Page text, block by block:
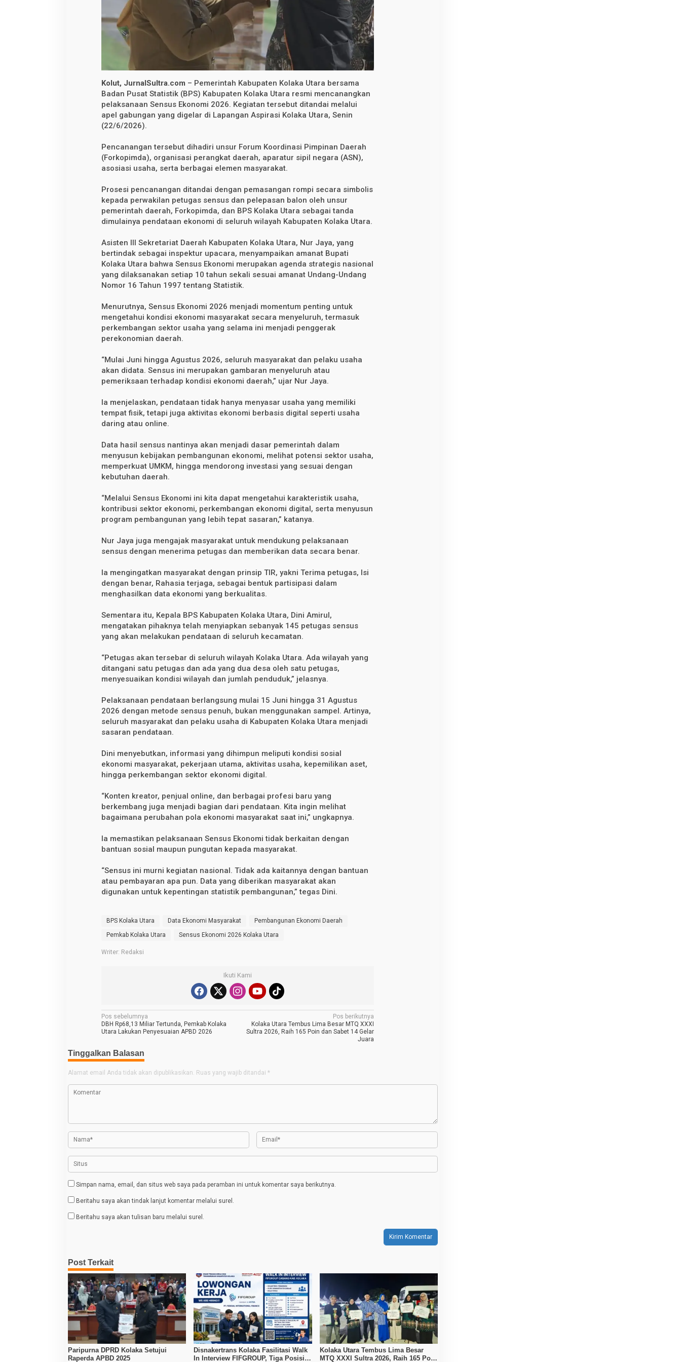
K
t
r
a
1
4
5
P
t
u
g
a
u
r
n
D
a
S
l
u
r
u
M
a
s
y
a
r
k
t
Kolut, JurnalSultra.com – Pemerintah Kabupaten Kolaka Utara bersama
Badan Pusat Statistik (BPS) Kabupaten Kolaka Utara resmi mencanangkan
pelaksanaan Sensus Ekonomi 2026. Kegiatan tersebut ditandai melalui
apel gabungan yang digelar di Lapangan Aspirasi Kolaka Utara, Senin
(22/6/2026).
Pencanangan tersebut dihadiri unsur Forum Koordinasi Pimpinan Daerah
(Forkopimda), organisasi perangkat daerah, aparatur sipil negara (ASN),
asosiasi usaha, serta berbagai elemen masyarakat.
Prosesi pencanangan ditandai dengan pemasangan rompi secara simbolis
kepada perwakilan petugas sensus dan pelepasan balon oleh unsur
pemerintah daerah, Forkopimda, dan BPS Kolaka Utara sebagai tanda
dimulainya pendataan ekonomi di seluruh wilayah Kabupaten Kolaka Utara.
Asisten III Sekretariat Daerah Kabupaten Kolaka Utara, Nur Jaya, yang
bertindak sebagai inspektur upacara, menyampaikan amanat Bupati
Kolaka Utara bahwa Sensus Ekonomi merupakan agenda strategis nasional
yang dilaksanakan setiap 10 tahun sekali sesuai amanat Undang-Undang
Nomor 16 Tahun 1997 tentang Statistik.
Menurutnya, Sensus Ekonomi 2026 menjadi momentum penting untuk
mengetahui kondisi ekonomi masyarakat secara menyeluruh, termasuk
perkembangan sektor usaha yang selama ini menjadi penggerak
perekonomian daerah.
“Mulai Juni hingga Agustus 2026, seluruh masyarakat dan pelaku usaha
akan didata. Sensus ini merupakan gambaran menyeluruh atau
pemeriksaan terhadap kondisi ekonomi daerah,” ujar Nur Jaya.
Ia menjelaskan, pendataan tidak hanya menyasar usaha yang memiliki
tempat fisik, tetapi juga aktivitas ekonomi berbasis digital seperti usaha
daring atau online.
Data hasil sensus nantinya akan menjadi dasar pemerintah dalam
menyusun kebijakan pembangunan ekonomi, melihat potensi sektor usaha,
memperkuat UMKM, hingga mendorong investasi yang sesuai dengan
kebutuhan daerah.
“Melalui Sensus Ekonomi ini kita dapat mengetahui karakteristik usaha,
kontribusi sektor ekonomi, perkembangan ekonomi digital, serta menyusun
program pembangunan yang lebih tepat sasaran,” katanya.
Nur Jaya juga mengajak masyarakat untuk mendukung pelaksanaan
sensus dengan menerima petugas dan memberikan data secara benar.
Ia mengingatkan masyarakat dengan prinsip TIR, yakni Terima petugas, Isi
dengan benar, Rahasia terjaga, sebagai bentuk partisipasi dalam
menghasilkan data ekonomi yang berkualitas.
Sementara itu, Kepala BPS Kabupaten Kolaka Utara, Dini Amirul,
mengatakan pihaknya telah menyiapkan sebanyak 145 petugas sensus
yang akan melakukan pendataan di seluruh kecamatan.
“Petugas akan tersebar di seluruh wilayah Kolaka Utara. Ada wilayah yang
ditangani satu petugas dan ada yang dua desa oleh satu petugas,
menyesuaikan kondisi wilayah dan jumlah penduduk,” jelasnya.
Pelaksanaan pendataan berlangsung mulai 15 Juni hingga 31 Agustus
2026 dengan metode sensus penuh, bukan menggunakan sampel. Artinya,
seluruh masyarakat dan pelaku usaha di Kabupaten Kolaka Utara menjadi
sasaran pendataan.
Dini menyebutkan, informasi yang dihimpun meliputi kondisi sosial
ekonomi masyarakat, pekerjaan utama, aktivitas usaha, kepemilikan aset,
hingga perkembangan sektor ekonomi digital.
“Konten kreator, penjual online, dan berbagai profesi baru yang
berkembang juga menjadi bagian dari pendataan. Kita ingin melihat
bagaimana perubahan pola ekonomi masyarakat saat ini,” ungkapnya.
Ia memastikan pelaksanaan Sensus Ekonomi tidak berkaitan dengan
bantuan sosial maupun pungutan kepada masyarakat.
“Sensus ini murni kegiatan nasional. Tidak ada kaitannya dengan bantuan
atau pembayaran apa pun. Data yang diberikan masyarakat akan
digunakan untuk kepentingan statistik pembangunan,” tegas Dini.
BPS Kolaka Utara Data Ekonomi Masyarakat
Pembangunan Ekonomi Daerah
Pemkab Kolaka Utara
Sensus Ekonomi 2026 Kolaka Utara
Writer: Redaksi
Ikuti Kami
N
a
i
g
a
p
s
Pos sebelumnya
DBH Rp68,13 Miliar Tertunda, Pemkab Kolaka
Utara Lakukan Penyesuaian APBD 2026
Pos berikutnya
Kolaka Utara Tembus Lima Besar MTQ XXXI
Sultra 2026, Raih 165 Poin dan Sabet 14 Gelar
Juara
Tinggalkan Balasan
Alamat email Anda tidak akan dipublikasikan. Ruas yang wajib ditandai *
Simpan nama, email, dan situs web saya pada peramban ini untuk komentar saya berikutnya.
Beritahu saya akan tindak lanjut komentar melalui surel.
Beritahu saya akan tulisan baru melalui surel.
Post Terkait
Paripurna DPRD Kolaka Setujui
Raperda APBD 2025
Disnakertrans Kolaka Fasilitasi Walk
In Interview FIFGROUP, Tiga Posisi
Kolaka Utara Tembus Lima Besar
MTQ XXXI Sultra 2026, Raih 165 Poin